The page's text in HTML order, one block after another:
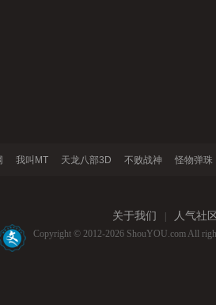
我叫MT 天龙八部3D 不败战神 怪物弹珠
关于我们 人气社
Copyright © 2012-2026 ShouYOU.com All